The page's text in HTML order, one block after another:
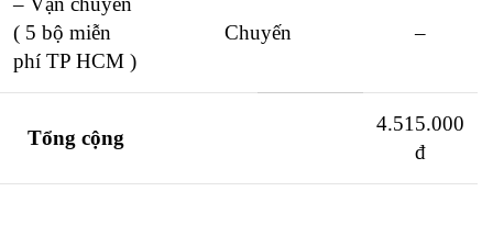
( 5 bộ miễn
phí TP HCM )
Chuyến –
Tổng cộng
4.515.000
đ